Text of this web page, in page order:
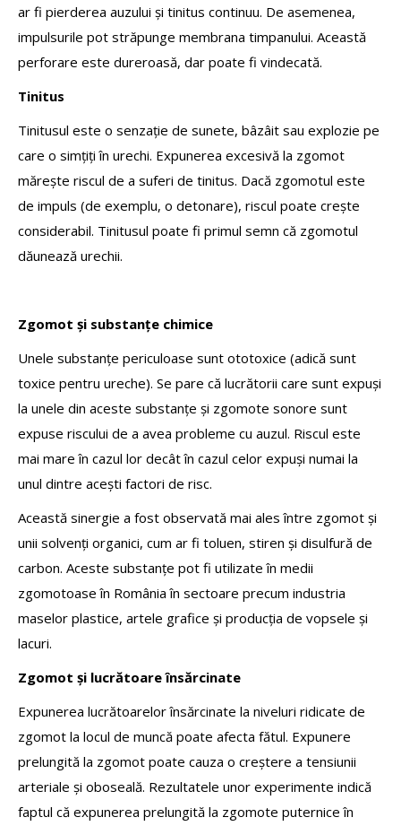
ar fi pierderea auzului și tinitus continuu. De asemenea,
impulsurile pot străpunge membrana timpanului. Această
perforare este dureroasă, dar poate fi vindecată.
Tinitus
Tinitusul este o senzație de sunete, bâzâit sau explozie pe
care o simțiți în urechi. Expunerea excesivă la zgomot
mărește riscul de a suferi de tinitus. Dacă zgomotul este
de impuls (de exemplu, o detonare), riscul poate crește
considerabil. Tinitusul poate fi primul semn că zgomotul
dăunează urechii.
Zgomot și substanțe chimice
Unele substanțe periculoase sunt ototoxice (adică sunt
toxice pentru ureche). Se pare că lucrătorii care sunt expuși
la unele din aceste substanțe și zgomote sonore sunt
expuse riscului de a avea probleme cu auzul. Riscul este
mai mare în cazul lor decât în cazul celor expuși numai la
unul dintre acești factori de risc.
Această sinergie a fost observată mai ales între zgomot și
unii solvenți organici, cum ar fi toluen, stiren și disulfură de
carbon. Aceste substanțe pot fi utilizate în medii
zgomotoase în România în sectoare precum industria
maselor plastice, artele grafice și producția de vopsele și
lacuri.
Zgomot și lucrătoare însărcinate
Expunerea lucrătoarelor însărcinate la niveluri ridicate de
zgomot la locul de muncă poate afecta fătul. Expunere
prelungită la zgomot poate cauza o creștere a tensiunii
arteriale și oboseală. Rezultatele unor experimente indică
faptul că expunerea prelungită la zgomote puternice în